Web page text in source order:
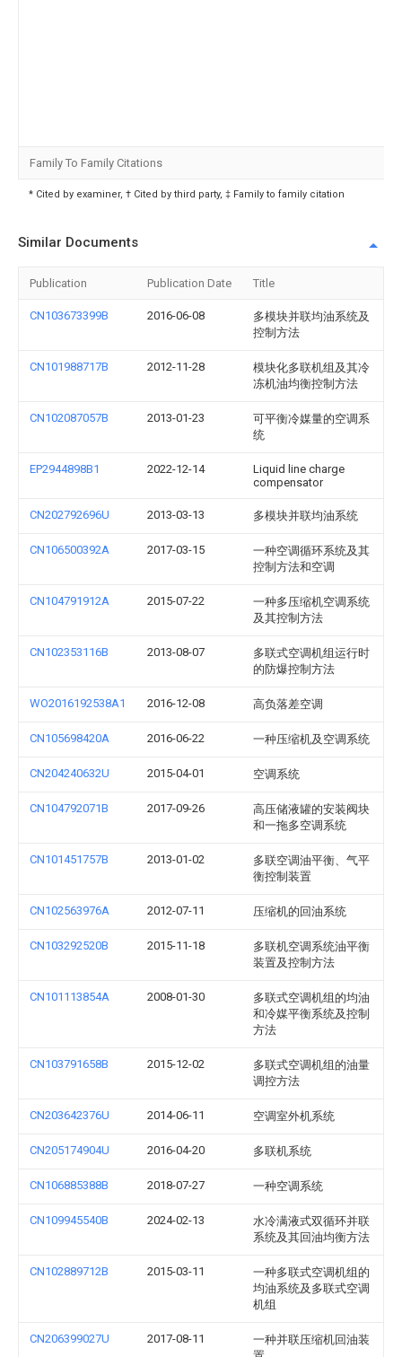
Family To Family Citations
* Cited by examiner, † Cited by third party, ‡ Family to family citation
Similar Documents
Publication Publication Date Title
CN103673399B 2016-06-08
多模块并联均油系统及
控制方法
CN101988717B 2012-11-28
模块化多联机组及其冷
冻机油均衡控制方法
CN102087057B 2013-01-23
可平衡冷媒量的空调系
统
EP2944898B1 2022-12-14
Liquid line charge
compensator
CN202792696U 2013-03-13 多模块并联均油系统
CN106500392A 2017-03-15
一种空调循环系统及其
控制方法和空调
CN104791912A 2015-07-22
一种多压缩机空调系统
及其控制方法
CN102353116B 2013-08-07
多联式空调机组运行时
的防爆控制方法
WO2016192538A1 2016-12-08 高负落差空调
CN105698420A 2016-06-22 一种压缩机及空调系统
CN204240632U 2015-04-01 空调系统
CN104792071B 2017-09-26
高压储液罐的安装阀块
和一拖多空调系统
CN101451757B 2013-01-02
多联空调油平衡、气平
衡控制装置
CN102563976A 2012-07-11 压缩机的回油系统
CN103292520B 2015-11-18
多联机空调系统油平衡
装置及控制方法
CN101113854A 2008-01-30
多联式空调机组的均油
和冷媒平衡系统及控制
方法
CN103791658B 2015-12-02
多联式空调机组的油量
调控方法
CN203642376U 2014-06-11 空调室外机系统
CN205174904U 2016-04-20 多联机系统
CN106885388B 2018-07-27 一种空调系统
CN109945540B 2024-02-13
水冷满液式双循环并联
系统及其回油均衡方法
CN102889712B 2015-03-11
一种多联式空调机组的
均油系统及多联式空调
机组
CN206399027U 2017-08-11
一种并联压缩机回油装